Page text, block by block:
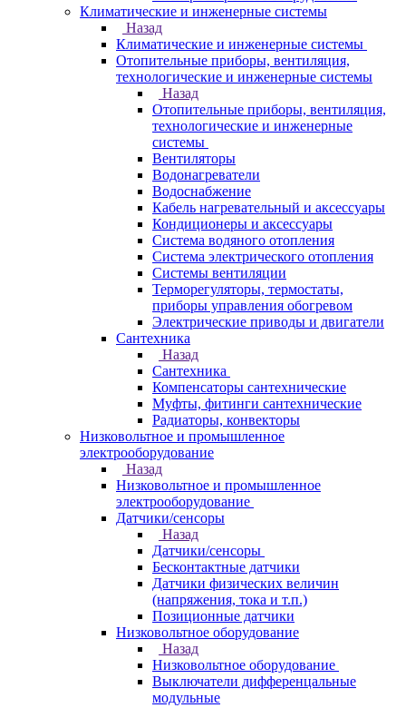
Климатические и инженерные системы
Назад
Климатические и инженерные системы
Отопительные приборы, вентиляция,
технологические и инженерные системы
Назад
Отопительные приборы, вентиляция,
технологические и инженерные
системы
Вентиляторы
Водонагреватели
Водоснабжение
Кабель нагревательный и аксессуары
Кондиционеры и аксессуары
Система водяного отопления
Система электрического отопления
Системы вентиляции
Терморегуляторы, термостаты,
приборы управления обогревом
Электрические приводы и двигатели
Сантехника
Назад
Сантехника
Компенсаторы сантехнические
Муфты, фитинги сантехнические
Радиаторы, конвекторы
Низковольтное и промышленное
электрооборудование
Назад
Низковольтное и промышленное
электрооборудование
Датчики/сенсоры
Назад
Датчики/сенсоры
Бесконтактные датчики
Датчики физических величин
(напряжения, тока и т.п.)
Позиционные датчики
Низковольтное оборудование
Назад
Низковольтное оборудование
Выключатели дифференцальные
модульные